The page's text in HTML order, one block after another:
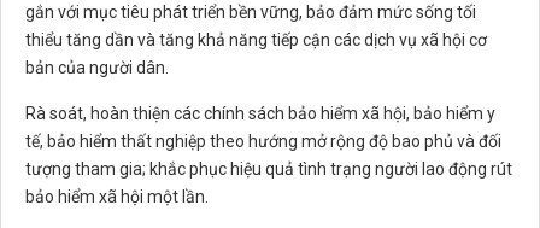
gắn với mục tiêu phát triển bền vững, bảo đảm mức sống tối
thiểu tăng dần và tăng khả năng tiếp cận các dịch vụ xã hội cơ
bản của người dân.
Rà soát, hoàn thiện các chính sách bảo hiểm xã hội, bảo hiểm y
tế, bảo hiểm thất nghiệp theo hướng mở rộng độ bao phủ và đối
tượng tham gia; khắc phục hiệu quả tình trạng người lao động rút
bảo hiểm xã hội một lần.